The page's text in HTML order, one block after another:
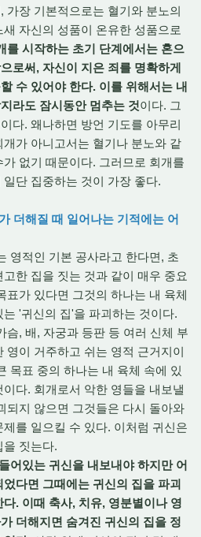
가장 기본적으로는 혈기와 분노의
자신의 성품이 온유한 성품으로
를 시작하는 초기 단계에서는 혼으
로써, 자신이 지은 죄를 명확하게
수 있어야 한다. 이를 위해서는 내
라도 잠시동안 멈추는 것이다. 그
다. 왜나하면 방언 기도를 아무리
가 아니고서는 혈기나 분노와 같
없기 때문이다. 그러므로 회개를
단 집중하는 것이 가장 좋다.
더해질 때 일어나는 기적에는 어
영적인 기본 공사라고 한다면, 초
한 집을 짓는 것과 같이 매우 중요
표가 있다면 그것의 하나는 내 육체
'귀신의 집'을 파괴하는 것이다.
슴, 배, 자궁과 등판 등 여러 신체 부
영이 거주하고 쉬는 영적 근거지이
목표 중의 하나는 내 육체 속에 있
다. 회개로서 악한 영들을 내보낼
되지 않으면 그것들은 다시 돌아와
를 일으킬 수 있다. 이처럼 귀신은
을 짓는다.
어있는 귀신을 내보내야 하지만 어
다면 그때에는 귀신의 집을 파괴
. 이때 축사, 치유, 영분별이나 영
더해지면 숨겨진 귀신의 집을 정